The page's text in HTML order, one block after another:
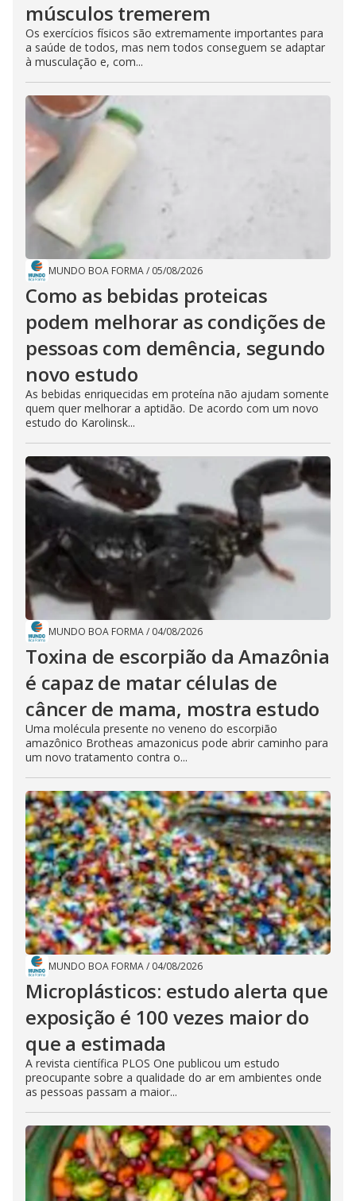
músculos tremerem
Os exercícios físicos são extremamente importantes para
a saúde de todos, mas nem todos conseguem se adaptar
à musculação e, com...
MUNDO BOA FORMA/ 05/08/2026
Como as bebidas proteicas
podem melhorar as condições de
pessoas com demência, segundo
novo estudo
As bebidas enriquecidas em proteína não ajudam somente
quem quer melhorar a aptidão. De acordo com um novo
estudo do Karolinsk...
MUNDO BOA FORMA/ 04/08/2026
Toxina de escorpião da Amazônia
é capaz de matar células de
câncer de mama, mostra estudo
Uma molécula presente no veneno do escorpião
amazônico Brotheas amazonicus pode abrir caminho para
um novo tratamento contra o...
MUNDO BOA FORMA/ 04/08/2026
Microplásticos: estudo alerta que
exposição é 100 vezes maior do
que a estimada
A revista científica PLOS One publicou um estudo
preocupante sobre a qualidade do ar em ambientes onde
as pessoas passam a maior...